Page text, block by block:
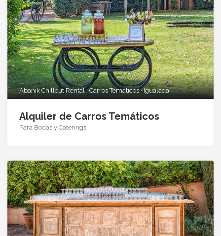
Abanik Chillout Rental · Carros Temáticos · Igualada
Alquiler de Carros Temáticos
Para Bodas y Caterings